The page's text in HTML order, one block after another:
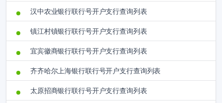
汉中农业银行联行号开户支行查询列表
镇江村镇银行联行号开户支行查询列表
宜宾徽商银行联行号开户支行查询列表
齐齐哈尔上海银行联行号开户支行查询列表
太原招商银行联行号开户支行查询列表